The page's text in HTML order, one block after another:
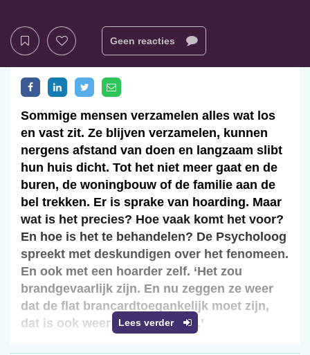
Geen reacties
Lees verder
Sommige mensen verzamelen alles wat los
en vast zit. Ze blijven verzamelen, kunnen
nergens afstand van doen en langzaam slibt
hun huis dicht. Tot het niet meer gaat en de
buren, de woningbouw of de familie aan de
bel trekken. Er is sprake van hoarding. Maar
wat is het precies? Hoe vaak komt het voor?
En hoe is het te behandelen? De Psycholoog
spreekt met deskundigen over het fenomeen.
En ook met een hoarder zelf. ‘Het zou
brandgevaarlijk zijn. En nu zeggen ze weer
dat de flat brancardtoegankelijk moet zijn,
dat is ook weer zo’n motivatie.’